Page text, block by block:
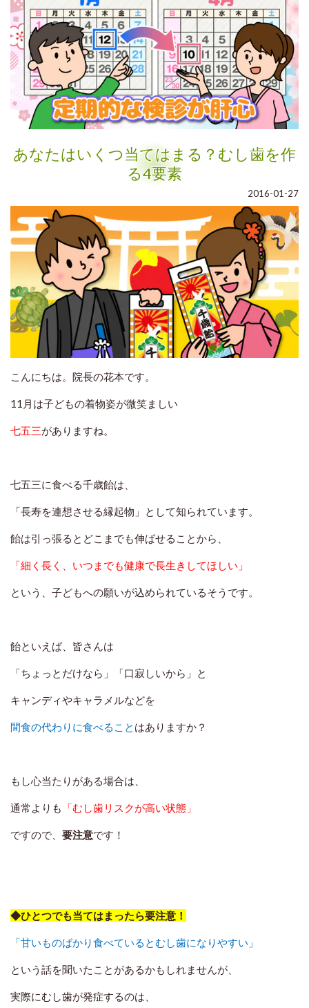
あなたはいくつ当てはまる？むし歯を作
る4要素
2016-01-27
こんにちは。院長の花本です。
11月は子どもの着物姿が微笑ましい
七五三がありますね。
七五三に食べる千歳飴は、
「長寿を連想させる縁起物」として知られています。
飴は引っ張るとどこまでも伸ばせることから、
「細く長く、いつまでも健康で長生きしてほしい」
という、子どもへの願いが込められているそうです。
飴といえば、皆さんは
「ちょっとだけなら」「口寂しいから」と
キャンディやキャラメルなどを
間食の代わりに食べること はありますか？
もし心当たりがある場合は、
通常よりも 「むし歯リスクが高い状態」
ですので、 要注意です！
◆ひとつでも当てはまったら要注意！
「甘いものばかり食べているとむし歯になりやすい」
という話を聞いたことがあるかもしれませんが、
実際にむし歯が発症するのは、